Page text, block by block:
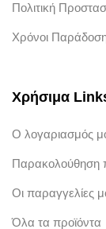
Πολιτική
Χρόνοι
Χρήσιμα
Ο λογαριασμός
Παρακολούθηση
Οι παραγγελίες
Όλα τα προϊόντα